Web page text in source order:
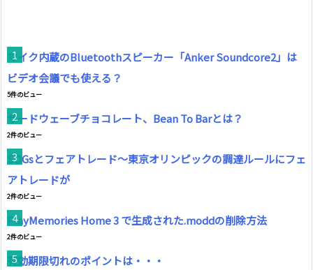
マイク内蔵のBluetoothスピーカー「Anker Soundcore2」は
ビデオ会議でも使える？
5件のビュー
サードウェーブチョコレート、Bean To Barとは？
2件のビュー
SDGsとフェアトレード～東京オリンピックの調達ルールにフェ
アトレードが
2件のビュー
PlayMemories Home 3 で生成された.moddの削除方法
2件のビュー
有効期限切れのポイントは・・・